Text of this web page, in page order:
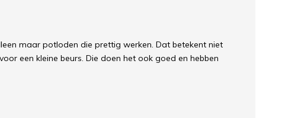
maar potloden die prettig werken. Dat betekent niet
een kleine beurs. Die doen het ook goed en hebben